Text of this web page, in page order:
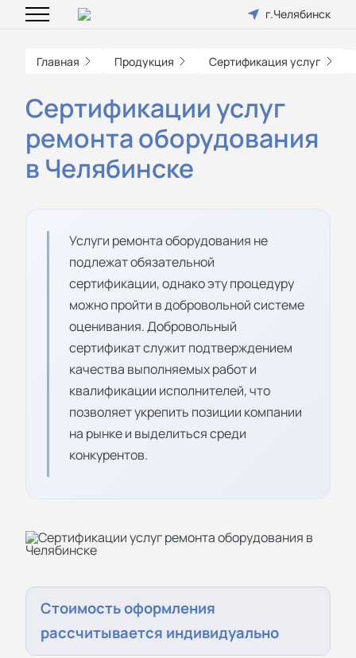
г.Челябинск
Главная Продукция Сертификация услуг
Сертификации услуг
ремонта оборудования
в Челябинске
Услуги ремонта оборудования не
подлежат обязательной
сертификации, однако эту процедуру
можно пройти в добровольной системе
оценивания. Добровольный
сертификат служит подтверждением
качества выполняемых работ и
квалификации исполнителей, что
позволяет укрепить позиции компании
на рынке и выделиться среди
конкурентов.
Стоимость оформления
рассчитывается индивидуально